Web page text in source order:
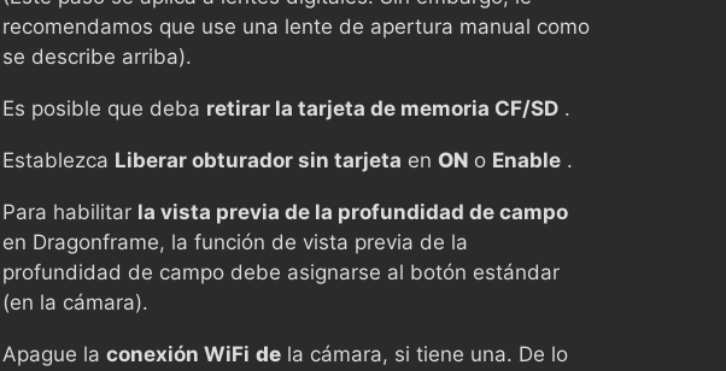
recomendamos que use una lente de apertura manual como
se describe arriba).
Es posible que deba retirar la tarjeta de memoria CF/SD .
Establezca Liberar obturador sin tarjeta en ON o Enable .
Para habilitar la vista previa de la profundidad de campo
en Dragonframe, la función de vista previa de la
profundidad de campo debe asignarse al botón estándar
(en la cámara).
Apague la conexión WiFi de la cámara, si tiene una. De lo